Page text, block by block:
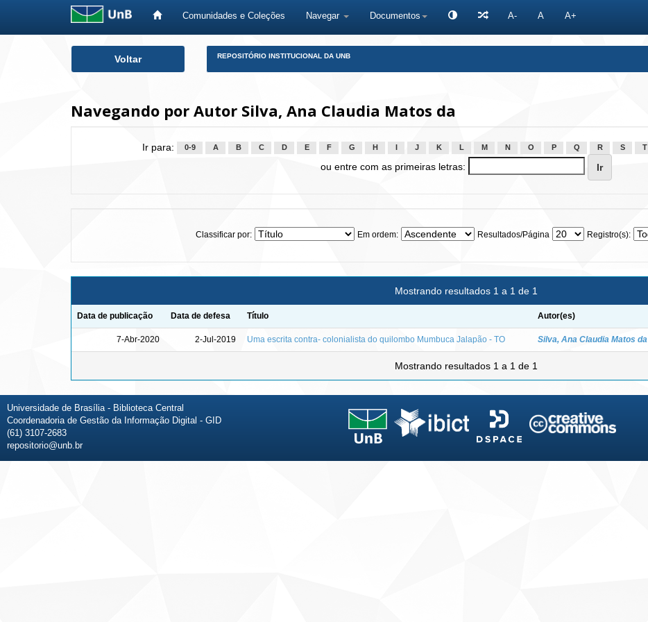
Comunidades e Coleções Navegar Documentos A- A A+
Voltar REPOSITÓRIO INSTITUCIONAL DA UNB
Navegando por Autor Silva, Ana Claudia Matos da
Ir para: 0-9 A B C D E F G H J K L M N O P Q R S T
ou entre com as primeiras letras:
Classificar por: Em ordem: Resultados/Página Registro(s):
Mostrando resultados 1 a 1 de 1
Data de publicação Data de defesa Título Autor(es)
7-Abr-2020 2-Jul-2019 Uma escrita contra- colonialista do quilombo Mumbuca Jalapão - TO Silva, Ana Claudia Matos da
Mostrando resultados 1 a 1 de 1
Universidade de Brasília - Biblioteca Central
Coordenadoria de Gestão da Informação Digital - GID
(61) 3107-2683
repositorio@unb.br